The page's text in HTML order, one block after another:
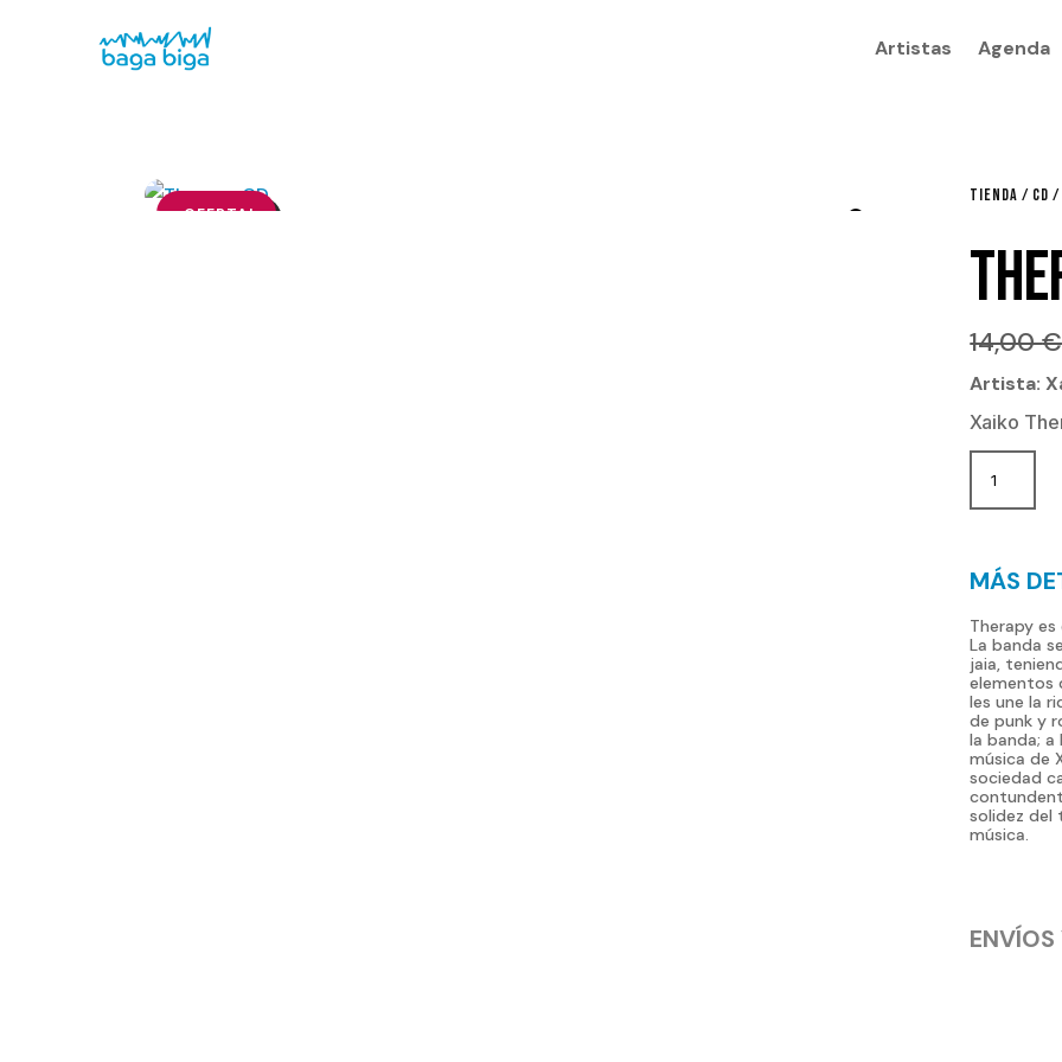
Artistas Agenda
¡OFERTA!
TIENDA / CD /
14,00€
Artista:
Xaiko
MÁS
Therapy
La banda
jaia,
elementos
les une la
de punk y
la banda; a
música de
sociedad
solidez del
música.